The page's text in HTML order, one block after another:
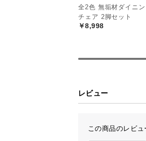
< 前へ
優しい
全2色 無垢材ダイニ
チェア 2脚セット
￥8,998
レビュー
この商品のレビュ